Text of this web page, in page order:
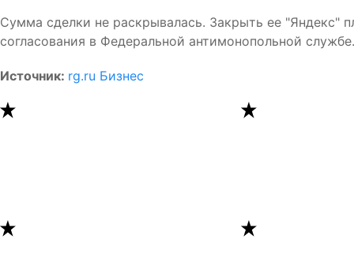
Сумма сделки не раскрывалась. Закрыть ее "Яндекс"
согласования в Федеральной антимонопольной службе.
Источник: rg.ru Бизнес